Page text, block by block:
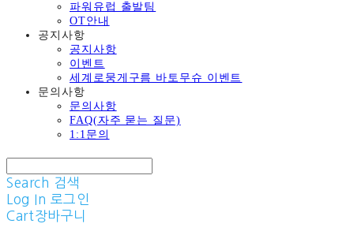
파워유럽 출발팀
OT안내
공지사항
공지사항
이벤트
세계로뭉게구름 바토무슈 이벤트
문의사항
문의사항
FAQ(자주 묻는 질문)
1:1문의
Search 검색
Log In 로그인
Cart장바구니